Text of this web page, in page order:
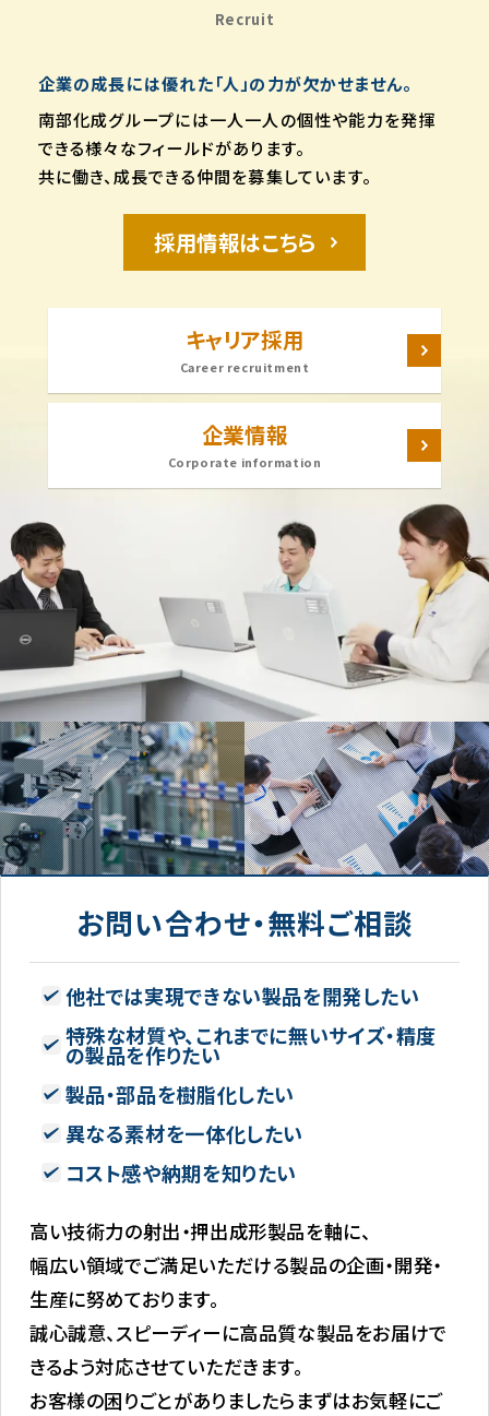
Recruit
企業の成長には優れた「人」の力が欠かせません。
南部化成グループには一人一人の個性や能力を発揮
できる様々なフィールドがあります。
共に働き、成長できる仲間を募集しています。
採用情報はこちら
キャリア採用
Career recruitment
企業情報
Corporate information
お問い合わせ・無料ご相談
他社では実現できない製品を開発したい
特殊な材質や、これまでに無いサイズ・精度
の製品を作りたい
製品・部品を樹脂化したい
異なる素材を一体化したい
コスト感や納期を知りたい
高い技術力の射出・押出成形製品を軸に、
幅広い領域でご満足いただける製品の企画・開発・
生産に努めております。
誠心誠意、スピーディーに高品質な製品をお届けで
きるよう対応させていただきます。
お客様の困りごとがありましたらまずはお気軽にご